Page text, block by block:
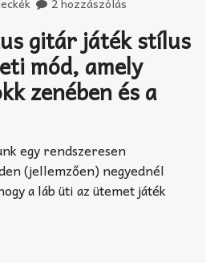
gitár játék stílus
mód, amely
zenében és a
egy rendszeresen
(jellemzően) negyednél
a láb üti az ütemet játék